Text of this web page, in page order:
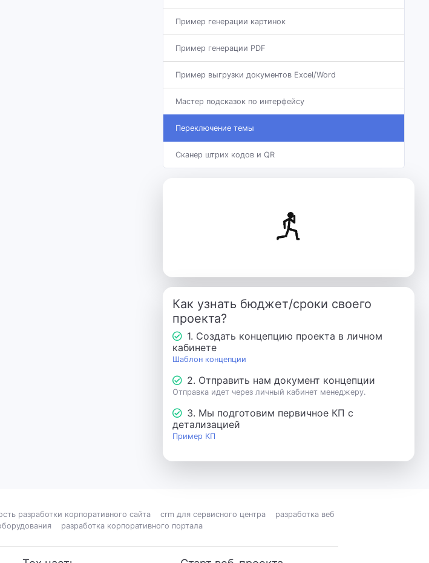
Пример генерации картинок
Пример генерации PDF
Пример выгрузки документов Excel/Word
Мастер подсказок по интерфейсу
Переключение темы
Сканер штрих кодов и QR
Как узнать бюджет/сроки своего
проекта?
1. Создать концепцию проекта в личном
кабинете
Шаблон концепции
2. Отправить нам документ концепции
Отправка идет через личный кабинет менеджеру.
3. Мы подготовим первичное КП с
детализацией
Пример КП
разработки корпоративного сайта crm для сервисного центра
разработка веб
разработка корпоративного портала